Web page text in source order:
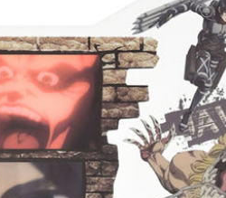
(不開
7-11
付款